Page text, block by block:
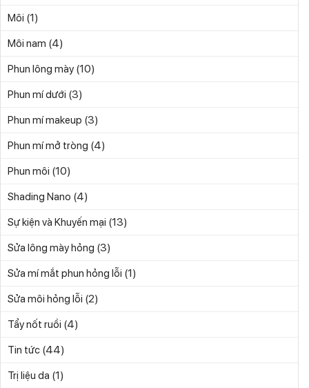
Môi (1)
Môi nam (4)
Phun lông mày (10)
Phun mí dưới (3)
Phun mí makeup (3)
Phun mí mở tròng (4)
Phun môi (10)
Shading Nano (4)
Sự kiện và Khuyến mại (13)
Sửa lông mày hỏng (3)
Sửa mí mắt phun hỏng lỗi (1)
Sửa môi hỏng lỗi (2)
Tẩy nốt ruồi (4)
Tin tức (44)
Trị liệu da (1)